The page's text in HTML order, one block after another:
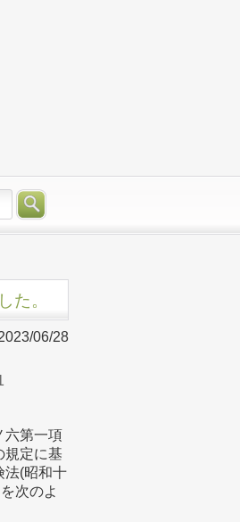
た。
06/28
六第一項
規定に基
法(昭和十
次のよ